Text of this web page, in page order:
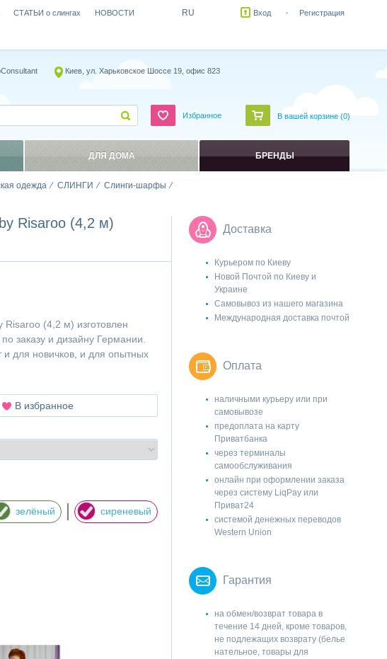
одежда СЛИНГИ
Слинги-шарфы
Risaroo (4,2 м)
(4,2 м) изготовлен
заказу и дизайну Германии.
и для новичков, и для опытных
В избранное
зелёный сиреневый
Доставка
Курьером по Киеву
Новой Почтой по Киеву и
Украине
Самовывоз из нашего магазина
Международная доставка почтой
Оплата
наличными курьеру или при
самовывозе
предоплата на карту
Приватбанка
через терминалы
самообслуживания
онлайн при оформлении заказа
через систему LiqPay или
Приват24
системой денежных переводов
Western Union
Гарантия
на обмен/возврат товара в
течение 14 дней, кроме товаров,
не подлежащих возврату (белье
нательное, товары для
СТАТЬИ о слингах НОВОСТИ RU Вход Регистрация
Киев, ул. Харьковское Шоссе 19, офис 823
Избранное В вашей корзине (0)
ДЛЯ ДОМА БРЕНДЫ